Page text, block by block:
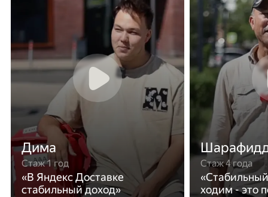
Дима
Стаж 1 год
«В Яндекс Доставке
стабильный доход»
Стаж 4 года
ходим - это